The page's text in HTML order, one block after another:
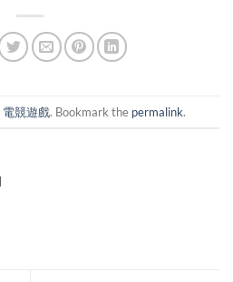
電競遊戲. Bookmark the permalink.